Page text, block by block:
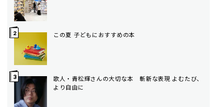
この夏 子どもにおすすめの本
歌人・青松輝さんの大切な本 斬新な表現 よむたび、
より自由に